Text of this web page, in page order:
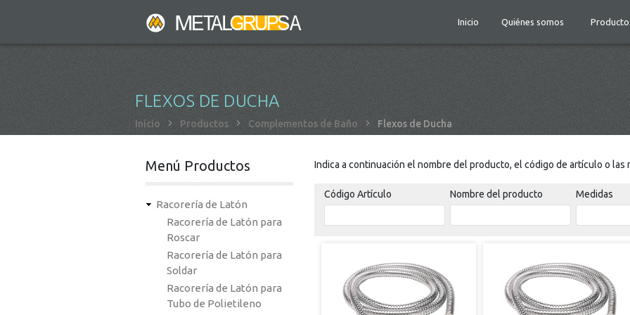
Inicio Quiénes somos
FLEXOS DE DUCHA
Sobrescribir
de
ayuda
navegación
Inicio Productos Complementos de Baño Flexos de Ducha
Menú Productos
Racorería de Latón
Racorería de Latón para
Roscar
Racorería de Latón para
Soldar
Racorería de Latón para
Tubo de Polietileno
Indica a continuación el nombre del producto, el código de artículo o las
Código Artículo Nombre del producto Medidas